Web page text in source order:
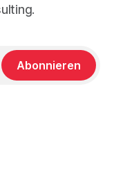
Abonnieren